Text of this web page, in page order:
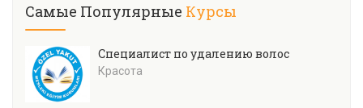
Самые Популярные Курсы
Специалист по удалению волос
Красота